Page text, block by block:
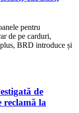
pentru
de pe carduri,
BRD introduce și
de
reclamă la